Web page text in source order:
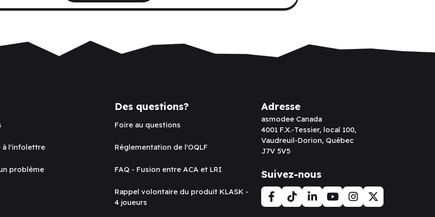
à l'infolettre
problème
Des questions?
Foire au questions
Réglementation de l'OQLF
FAQ - Fusion entre ACA et LRI
Rappel volontaire du produit KLASK -
4 joueurs
Adresse
asmodee Canada
4001 F.X.-Tessier, local 100,
Vaudreuil-Dorion, Québec
J7V 5V5
Suivez-nous